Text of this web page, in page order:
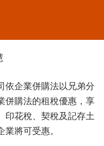
依企業併購法以兄弟分
併購法的租稅優惠，享
印花稅、契稅及記存土
將可受惠。